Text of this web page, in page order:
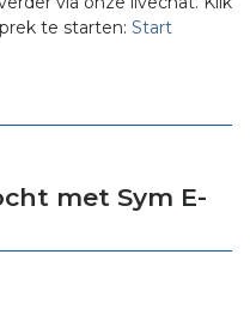
te starten: Start
met Sym E-